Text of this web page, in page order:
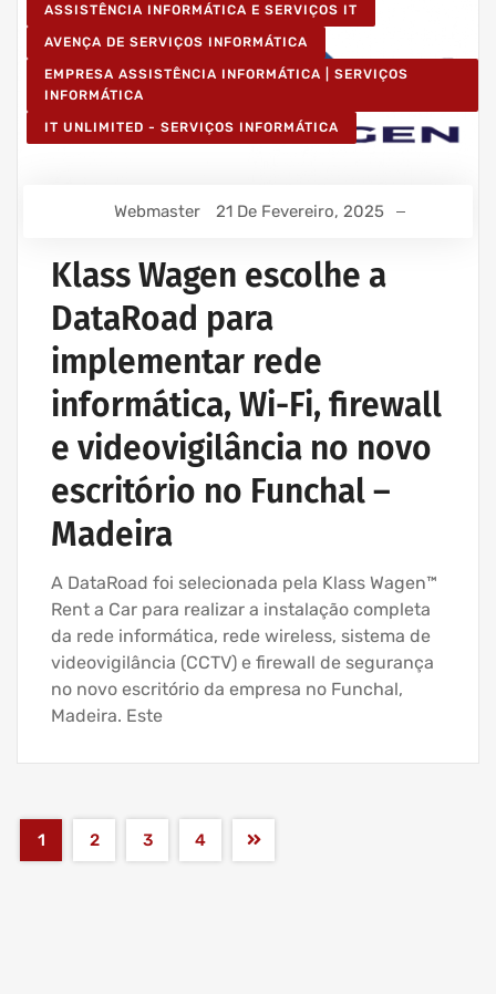
ASSISTÊNCIA INFORMÁTICA E SERVIÇOS IT
AVENÇA DE SERVIÇOS INFORMÁTICA
EMPRESA ASSISTÊNCIA INFORMÁTICA | SERVIÇOS
INFORMÁTICA
IT UNLIMITED - SERVIÇOS INFORMÁTICA
Webmaster 21 De Fevereiro, 2025
Klass Wagen escolhe a
DataRoad para
implementar rede
informática, Wi-Fi, firewall
e videovigilância no novo
escritório no Funchal –
Madeira
A DataRoad foi selecionada pela Klass Wagen™
Rent a Car para realizar a instalação completa
da rede informática, rede wireless, sistema de
videovigilância (CCTV) e firewall de segurança
no novo escritório da empresa no Funchal,
Madeira. Este
1 2 3 4